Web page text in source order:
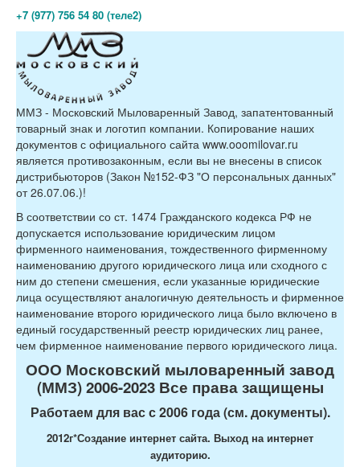
+7 (977) 756 54 80 (теле2)
ММЗ - Московский Мыловаренный Завод, запатентованный
товарный знак и логотип компании. Копирование наших
документов с официального сайта www.ooomilovar.ru
является противозаконным, если вы не внесены в список
дистрибьюторов (Закон №152-ФЗ "О персональных данных"
от 26.07.06.)!
В соответствии со ст. 1474 Гражданского кодекса РФ не
допускается использование юридическим лицом
фирменного наименования, тождественного фирменному
наименованию другого юридического лица или сходного с
ним до степени смешения, если указанные юридические
лица осуществляют аналогичную деятельность и фирменное
наименование второго юридического лица было включено в
единый государственный реестр юридических лиц ранее,
чем фирменное наименование первого юридического лица.
ООО Московский мыловаренный завод
(ММЗ) 2006-2023 Все права защищены
Работаем для вас с 2006 года (см. документы).
2012г*Создание интернет сайта. Выход на интернет
аудиторию.